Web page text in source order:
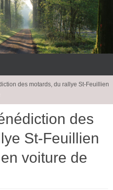
des motards, du rallye St-Feuillien
des
St-Feuillien
voiture de